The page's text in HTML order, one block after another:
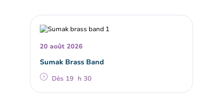
20 août 2026
Sumak Brass Band
Dès 19 h 30